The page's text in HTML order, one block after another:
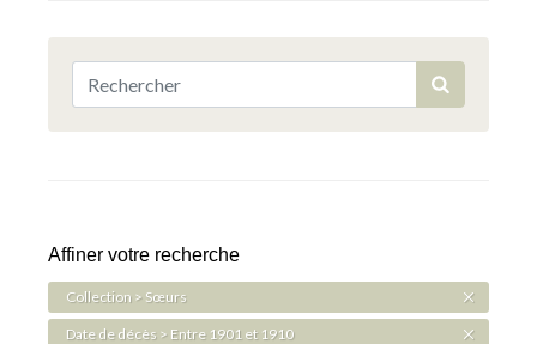
Affiner votre recherche
Collection > Sœurs
Date de décès > Entre 1901 et 1910